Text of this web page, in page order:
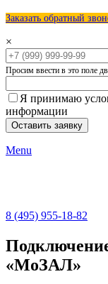
Заказать обратный
×
Просим ввести в это поле
Я принимаю
информации
Menu
8 (495) 955-18-82
«МоЗАЛ»